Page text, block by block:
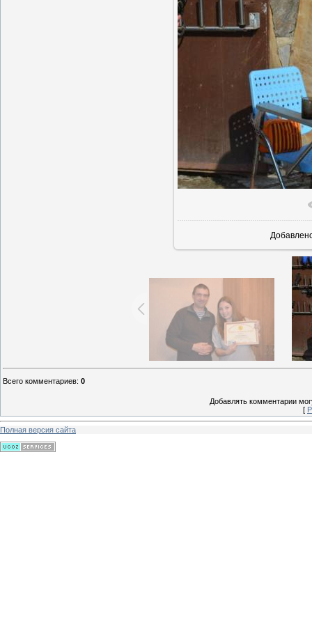
В
Всего комментариев: 0
Добавлять комментарии
[
Полная версия сайта